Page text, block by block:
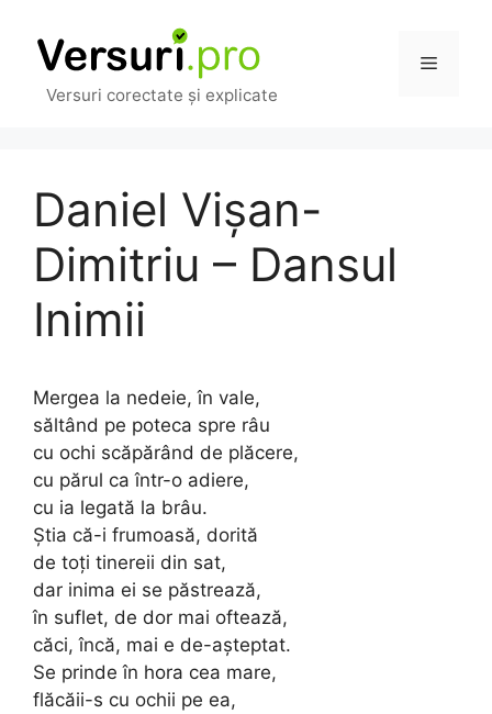
conținut
Versuri corectate și explicate
Meniu
Daniel Vişan-
Dimitriu – Dansul
Inimii
Mergea la nedeie, în vale,
săltând pe poteca spre râu
cu ochi scăpărând de plăcere,
cu părul ca într-o adiere,
cu ia legată la brâu.
Știa că-i frumoasă, dorită
de toți tinereii din sat,
dar inima ei se păstrează,
în suflet, de dor mai oftează,
căci, încă, mai e de-așteptat.
Se prinde în hora cea mare,
flăcăii-s cu ochii pe ea,